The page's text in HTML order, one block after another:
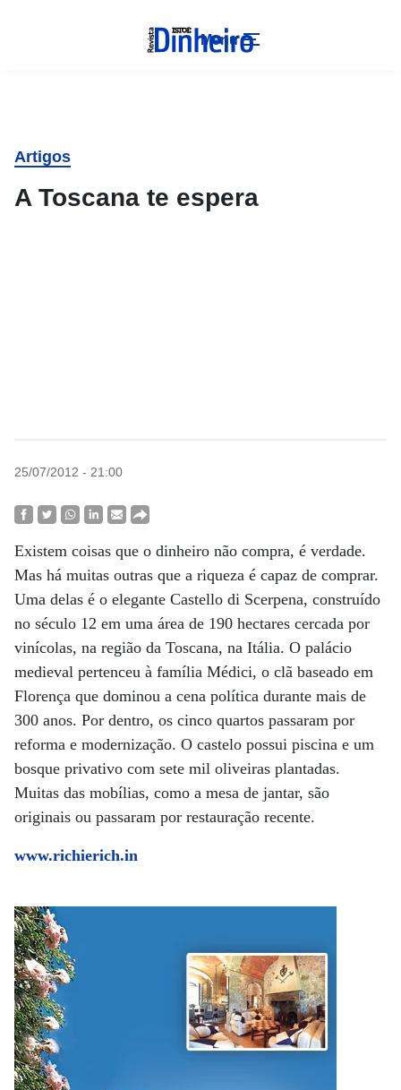
Menu
Artigos
A Toscana te espera
25/07/2012 - 21:00
Existem coisas que o dinheiro não compra, é verdade.
Mas há muitas outras que a riqueza é capaz de comprar.
Uma delas é o elegante Castello di Scerpena, construído
no século 12 em uma área de 190 hectares cercada por
vinícolas, na região da Toscana, na Itália. O palácio
medieval pertenceu à família Médici, o clã baseado em
Florença que dominou a cena política durante mais de
300 anos. Por dentro, os cinco quartos passaram por
reforma e modernização. O castelo possui piscina e um
bosque privativo com sete mil oliveiras plantadas.
Muitas das mobílias, como a mesa de jantar, são
originais ou passaram por restauração recente.
www.richierich.in